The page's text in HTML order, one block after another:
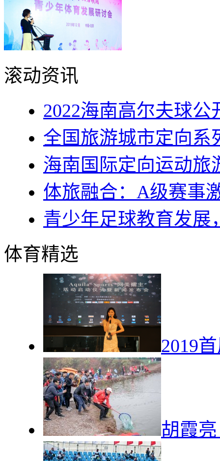
滚动资讯
2022海南高尔夫球公
全国旅游城市定向
海南国际定向运动旅
体旅融合：A级赛事
青少年足球教育发展
体育精选
2019
胡霞